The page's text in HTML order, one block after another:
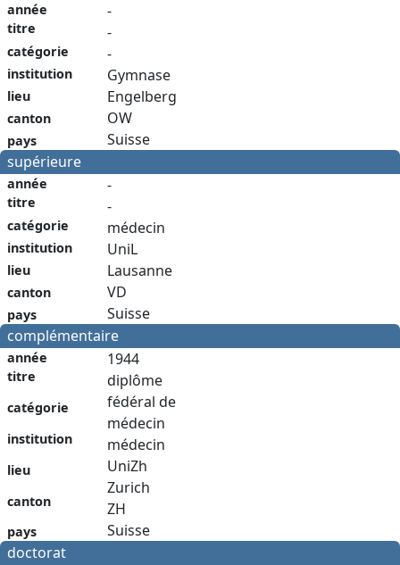
année
titre
catégorie
institution
lieu
canton
pays
-
-
-
Gymnase
Engelberg
OW
Suisse
supérieure
année
titre
catégorie
institution
lieu
canton
pays
-
-
médecin
UniL
Lausanne
VD
Suisse
complémentaire
année
titre
catégorie
institution
lieu
canton
pays
1944
diplôme
fédéral de
médecin
médecin
UniZh
Zurich
ZH
Suisse
doctorat